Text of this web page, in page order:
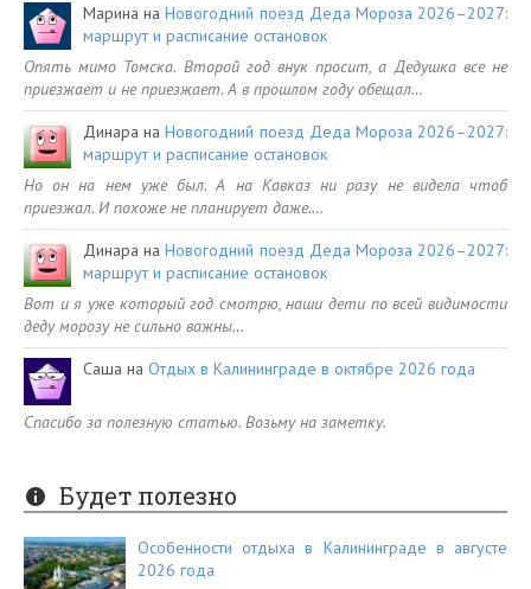
Марина наНовогодний поезд Деда Мороза 2026–2027:
маршрут и расписание остановок
Опять мимо Томска. Второй год внук просит, а Дедушка все не
приезжает и не приезжает. А в прошлом году обещал…
Динара наНовогодний поезд Деда Мороза 2026–2027:
маршрут и расписание остановок
Но он на нем уже был. А на Кавказ ни разу не видела чтоб
приезжал. И похоже не планирует даже.…
Динара наНовогодний поезд Деда Мороза 2026–2027:
маршрут и расписание остановок
Вот и я уже который год смотрю, наши дети по всей видимости
деду морозу не сильно важны…
Саша на Отдых в Калининграде в октябре 2026 года
Спасибо за полезную статью. Возьму на заметку.
Будет полезно
Особенности отдыха в Калининграде в августе
2026 года